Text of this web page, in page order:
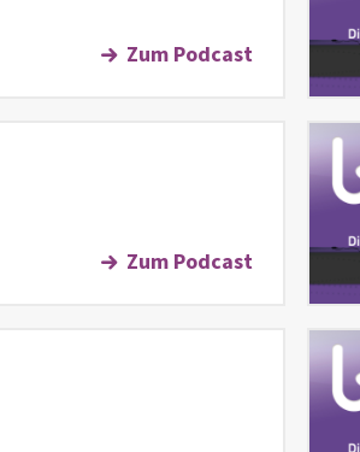
Zum Podcast
Zum Podcast